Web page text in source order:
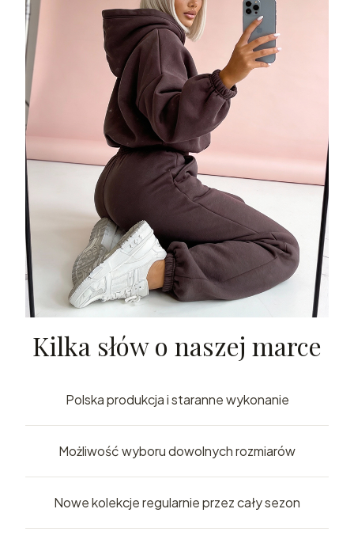
Kilka słów o naszej marce
Polska produkcja i staranne wykonanie
Możliwość wyboru dowolnych rozmiarów
Nowe kolekcje regularnie przez cały sezon